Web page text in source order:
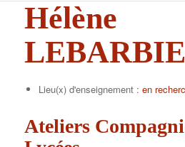
Hélène
Lieu(x) d'enseignement : en
Ateliers